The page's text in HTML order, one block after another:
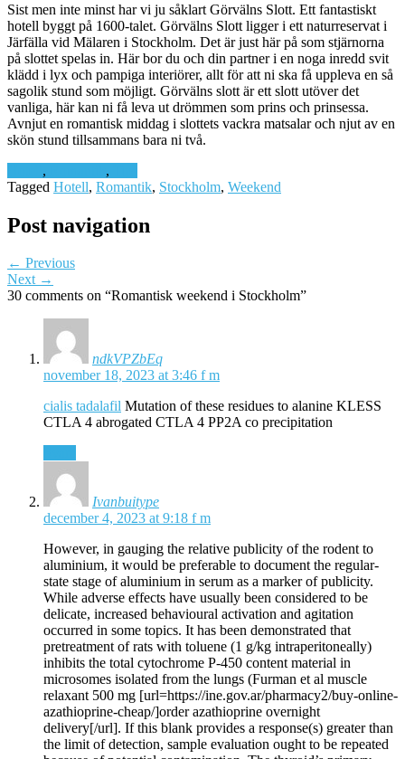
Sist men inte minst har vi ju såklart Görvälns Slott. Ett fantastiskt
hotell byggt på 1600-talet. Görvälns Slott ligger i ett naturreservat i
Järfälla vid Mälaren i Stockholm. Det är just här på som stjärnorna
på slottet spelas in. Här bor du och din partner i en noga inredd svit
klädd i lyx och pampiga interiörer, allt för att ni ska få uppleva en så
sagolik stund som möjligt. Görvälns slott är ett slott utöver det
vanliga, här kan ni få leva ut drömmen som prins och prinsessa.
Avnjut en romantisk middag i slottets vackra matsalar och njut av en
skön stund tillsammans bara ni två.
, ,
Tagged Hotell, Romantik, Stockholm, Weekend
Post navigation
← Previous
Next →
30 comments on “Romantisk weekend i Stockholm”
ndkVPZbEq
november 18, 2023 at 3:46 f m
cialis tadalafil Mutation of these residues to alanine KLESS
CTLA 4 abrogated CTLA 4 PP2A co precipitation
Ivanbuitype
december 4, 2023 at 9:18 f m
However, in gauging the relative publicity of the rodent to
aluminium, it would be preferable to document the regular-
state stage of aluminium in serum as a marker of publicity.
While adverse effects have usually been considered to be
delicate, increased behavioural activation and agitation
occurred in some topics. It has been demonstrated that
pretreatment of rats with toluene (1 g/kg intraperitoneally)
inhibits the total cytochrome P-450 content material in
microsomes isolated from the lungs (Furman et al muscle
relaxant 500 mg [url=https://ine.gov.ar/pharmacy2/buy-online-
azathioprine-cheap/]order azathioprine overnight
delivery[/url]. If this blank provides a response(s) greater than
the limit of detection, sample evaluation ought to be repeated